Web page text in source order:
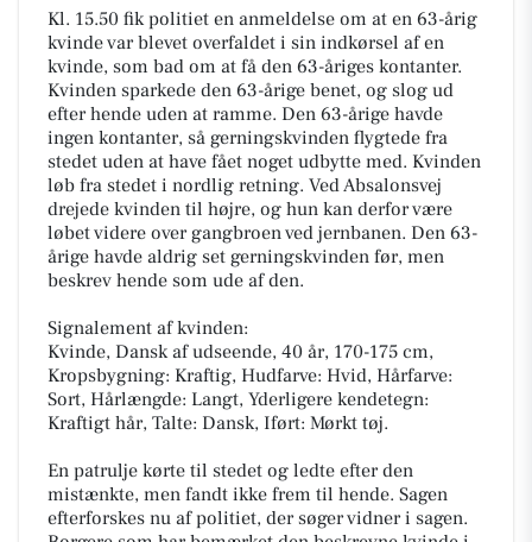
Kl. 15.50 fik politiet en anmeldelse om at en 63-årig
kvinde var blevet overfaldet i sin indkørsel af en
kvinde, som bad om at få den 63-åriges kontanter.
Kvinden sparkede den 63-årige benet, og slog ud
efter hende uden at ramme. Den 63-årige havde
ingen kontanter, så gerningskvinden flygtede fra
stedet uden at have fået noget udbytte med. Kvinden
løb fra stedet i nordlig retning. Ved Absalonsvej
drejede kvinden til højre, og hun kan derfor være
løbet videre over gangbroen ved jernbanen. Den 63-
årige havde aldrig set gerningskvinden før, men
beskrev hende som ude af den.
Signalement af kvinden:
Kvinde, Dansk af udseende, 40 år, 170-175 cm,
Kropsbygning: Kraftig, Hudfarve: Hvid, Hårfarve:
Sort, Hårlængde: Langt, Yderligere kendetegn:
Kraftigt hår, Talte: Dansk, Iført: Mørkt tøj.
En patrulje kørte til stedet og ledte efter den
mistænkte, men fandt ikke frem til hende. Sagen
efterforskes nu af politiet, der søger vidner i sagen.